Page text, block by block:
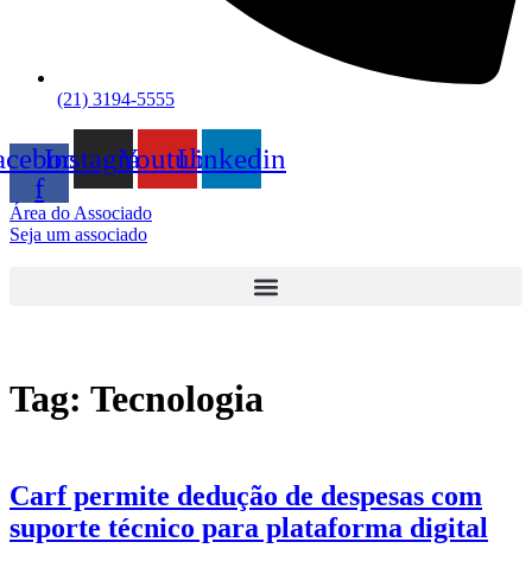
(21) 3194-5555
f
InstagramYoutubeLinkedin
Área do Associado
Seja um associado
Tag: Tecnologia
Carf permite dedução de despesas com
suporte técnico para plataforma digital